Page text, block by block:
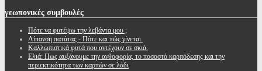
γεωπονικές συμβουλές
Πότε να φυτέψω την λεβάντα μου ;
Λίπανση πατάτας - Πότε και πώς γίνεται.
Καλλωπιστικά φυτά που αντέχουν σε σκιά.
Ελιά: Πως αυξάνουμε την ανθοφορία, το ποσοστό καρπόδεσης και την
περιεκτικότητα των καρπών σε λάδι